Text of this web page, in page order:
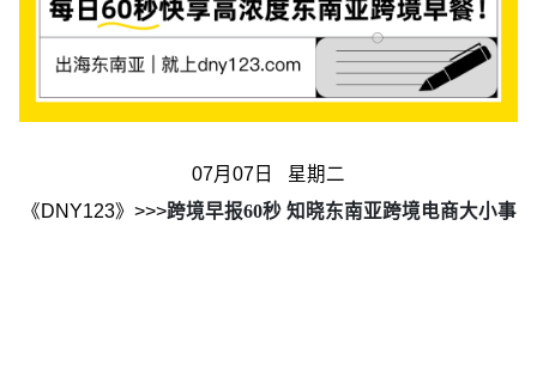
07月07日 星期二
《DNY123》>>>跨境早报60秒 知晓东南亚跨境电商大小事